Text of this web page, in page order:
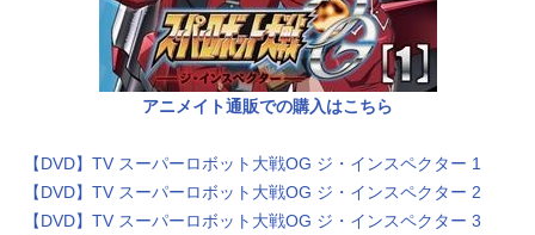
アニメイト通販での購入はこちら
【DVD】TV スーパーロボット大戦OG ジ・インスペクター 1
【DVD】TV スーパーロボット大戦OG ジ・インスペクター 2
【DVD】TV スーパーロボット大戦OG ジ・インスペクター 3